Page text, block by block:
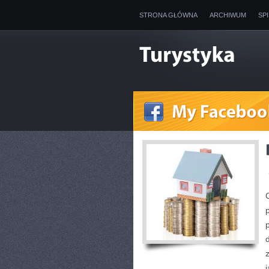
STRONA GŁÓWNA ARCHIWUM